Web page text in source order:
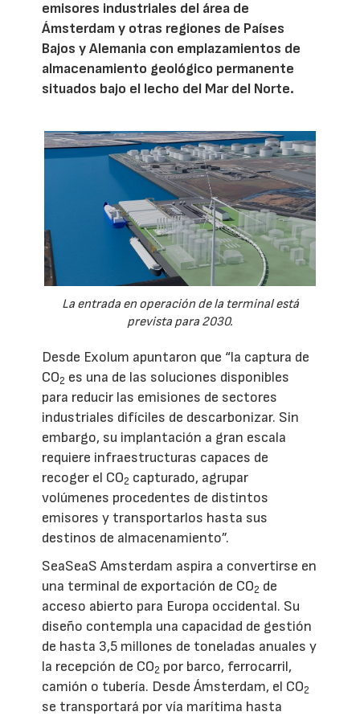
emisores industriales del área de
Ámsterdam y otras regiones de Países
Bajos y Alemania con emplazamientos de
almacenamiento geológico permanente
situados bajo el lecho del Mar del Norte.
La entrada en operación de la terminal está
prevista para 2030.
Desde Exolum apuntaron que “la captura de
CO2 es una de las soluciones disponibles
para reducir las emisiones de sectores
industriales difíciles de descarbonizar. Sin
embargo, su implantación a gran escala
requiere infraestructuras capaces de
recoger el CO2 capturado, agrupar
volúmenes procedentes de distintos
emisores y transportarlos hasta sus
destinos de almacenamiento”.
SeaSeaS Amsterdam aspira a convertirse en
una terminal de exportación de CO2 de
acceso abierto para Europa occidental. Su
diseño contempla una capacidad de gestión
de hasta 3,5 millones de toneladas anuales y
la recepción de CO2 por barco, ferrocarril,
camión o tubería. Desde Ámsterdam, el CO2
se transportará por vía marítima hasta